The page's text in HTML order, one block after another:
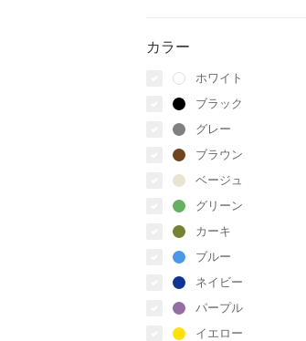
カラー
ホワイト
ブラック
グレー
ブラウン
ベージュ
グリーン
カーキ
ブルー
ネイビー
パープル
イエロー